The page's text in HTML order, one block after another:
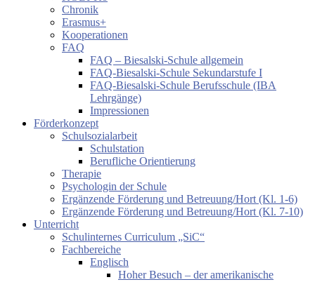
Chronik
Erasmus+
Kooperationen
FAQ
FAQ – Biesalski-Schule allgemein
FAQ-Biesalski-Schule Sekundarstufe I
FAQ-Biesalski-Schule Berufsschule (IBA
Lehrgänge)
Impressionen
Förderkonzept
Schulsozialarbeit
Schulstation
Berufliche Orientierung
Therapie
Psychologin der Schule
Ergänzende Förderung und Betreuung/Hort (Kl. 1-6)
Ergänzende Förderung und Betreuung/Hort (Kl. 7-10)
Unterricht
Schulinternes Curriculum „SiC“
Fachbereiche
Englisch
Hoher Besuch – der amerikanische